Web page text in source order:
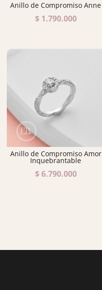
Anillo de Compromiso Anne
$1.790.000
Anillo de Compromiso Amor
Inquebrantable
$6.790.000